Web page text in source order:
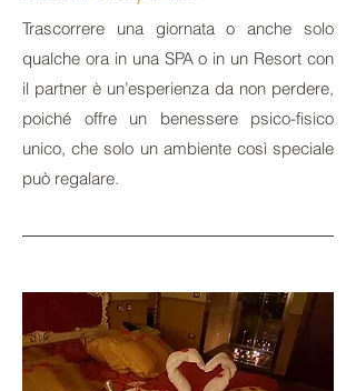
Trascorrere una giornata o anche solo
qualche ora in una SPA o in un Resort con
il partner è un’esperienza da non perdere,
poiché offre un benessere psico-fisico
unico, che solo un ambiente così speciale
può regalare.